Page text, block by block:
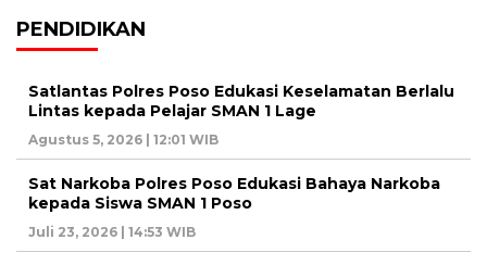
PENDIDIKAN
Satlantas Polres Poso Edukasi Keselamatan Berlalu
Lintas kepada Pelajar SMAN 1 Lage
Agustus 5, 2026 | 12:01 WIB
Sat Narkoba Polres Poso Edukasi Bahaya Narkoba
kepada Siswa SMAN 1 Poso
Juli 23, 2026 | 14:53 WIB